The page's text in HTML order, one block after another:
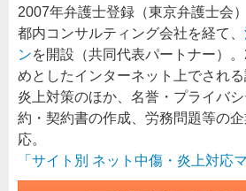
2007年弁護士登録（東京弁護士会
都内コンサルティング会社を経て、
ンを開設（共同代表パートナー）
めとしたインターネット上でされる
炎上対策のほか、名誉・プライバ
約・契約書の作成、労務問題等の
応。
「サイト別 ネット中傷・炎上対応